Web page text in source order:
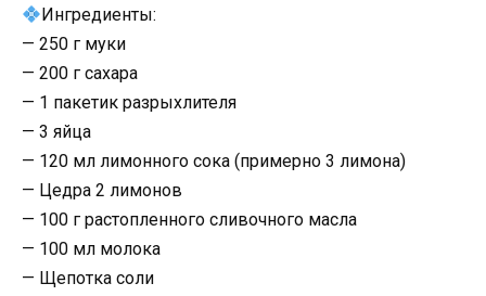
Ингредиенты:
— 250 г муки
— 200 г сахара
— 1 пакетик разрыхлителя
— 3 яйца
— 120 мл лимонного сока (примерно 3 лимона)
— Цедра 2 лимонов
— 100 г растопленного сливочного масла
— 100 мл молока
— Щепотка соли